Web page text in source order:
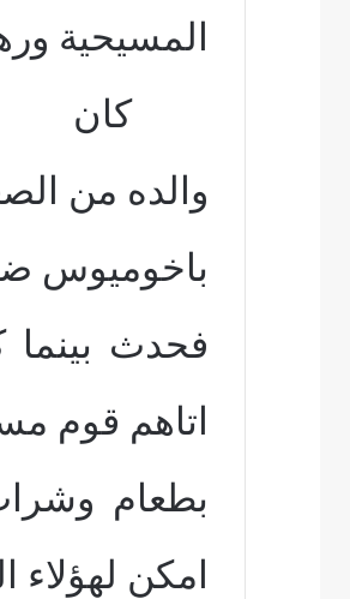
المسيحية
كان
والده من
باخوميوس
فحدث بينما
اتاهم قوم
بطعام
امكن لهؤلاء